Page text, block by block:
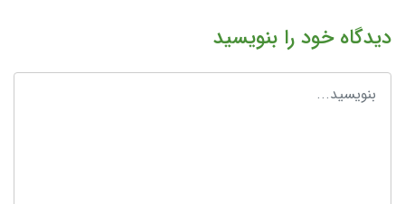
دیدگاه خود را بنویسید